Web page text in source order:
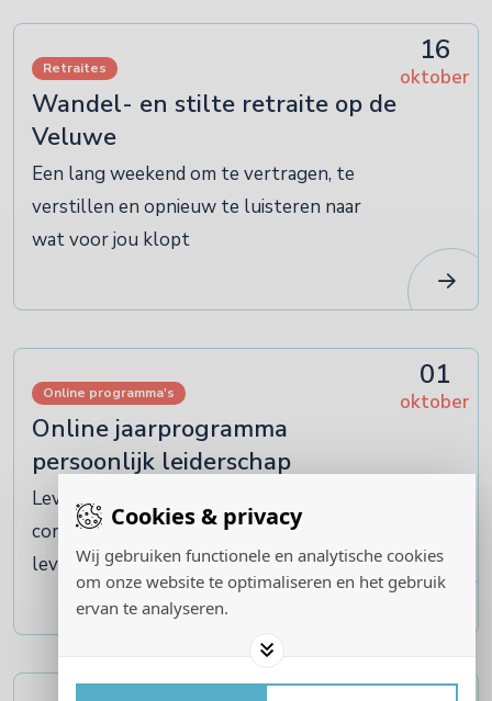
Cookies & privacy
Wij gebruiken functionele en analytische cookies
om onze website te optimaliseren en het gebruik
ervan te analyseren.
Retraites
Wandel- en stilte retraite op de
Veluwe
Een lang weekend om te vertragen, te
verstillen en opnieuw te luisteren naar
wat voor jou klopt
16
oktober
Online programma's
Online jaarprogramma
persoonlijk leiderschap
Levenskunst in Praktijk: een
community of practice voor bewust
leven
01
oktober